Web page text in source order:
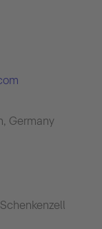
Germany